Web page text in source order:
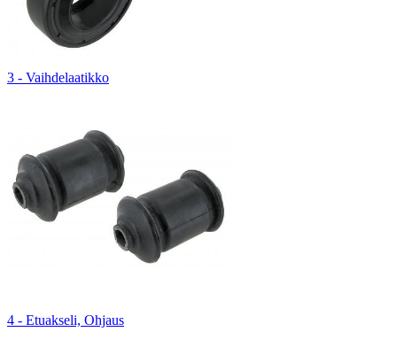
3 - Vaihdelaatikko
4 - Etuakseli, Ohjaus